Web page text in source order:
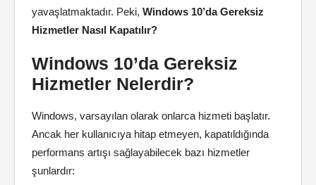
yavaşlatmaktadır. Peki, Windows 10’da Gereksiz
Hizmetler Nasıl Kapatılır?
Windows 10’da Gereksiz
Hizmetler Nelerdir?
Windows, varsayılan olarak onlarca hizmeti başlatır.
Ancak her kullanıcıya hitap etmeyen, kapatıldığında
performans artışı sağlayabilecek bazı hizmetler
şunlardır: